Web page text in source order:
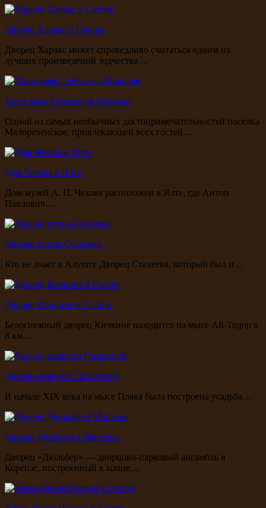
Дворец Харакс в Гаспре
Дворец Харакс может справедливо считаться одним из
лучших произведений зодчества…
Храм-маяк Святителя Николая
Одной из самых необычных достопримечательностей поселка
Малореченское, привлекающей всех гостей…
Дом Чехова в Ялте
Дом-музей А. П. Чехова расположен в Ялте, где Антон
Павлович…
Дворец купца Стахеева
Кто не знает в Алуште Дворец Стахеева, который был и…
Дворец Кичкине в Гаспре
Белоснежный дворец Кичкине находится на мысе Ай-Тодор в
8 км…
Дворец княгини Гагариной
В начале XIX века на мысе Плака была построена усадьба…
Дворец Дюльбер в Мисхоре
Дворец «Дюльбер» — дворцово-парковый ансамбль в
Кореизе, построенный в конце…